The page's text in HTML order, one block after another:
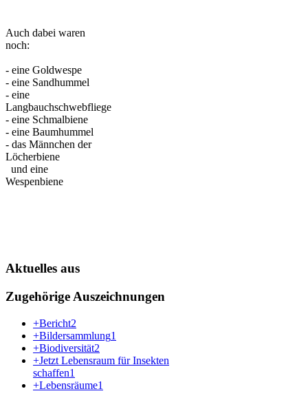
Auch dabei waren
noch:
- eine Goldwespe
- eine Sandhummel
- eine
Langbauchschwebfliege
- eine Schmalbiene
- eine Baumhummel
- das Männchen der
Löcherbiene
und eine
Wespenbiene
Aktuelles aus
Zugehörige Auszeichnungen
+Bericht2
+Bildersammlung1
+Biodiversität2
+Jetzt Lebensraum für Insekten
schaffen1
+Lebensräume1